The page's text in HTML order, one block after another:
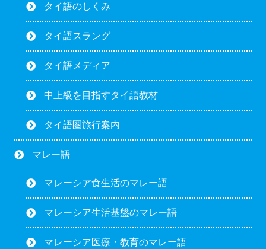
タイ語のしくみ
タイ語スラング
タイ語メディア
中上級を目指すタイ語教材
タイ語圏旅行案内
マレー語
マレーシア食生活のマレー語
マレーシア生活基盤のマレー語
マレーシア医療・教育のマレー語